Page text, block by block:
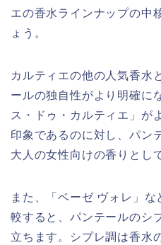
エの香水ラインナップの中
ょう。
カルティエの他の人気香水
ールの独自性がより明確に
ス・ドゥ・カルティエ」が
印象であるのに対し、パン
大人の女性向けの香りとし
また、「ベーゼ ヴォレ」
較すると、パンテールのシ
立ちます。シプレ調は香水